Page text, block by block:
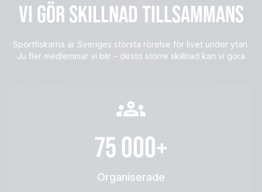
VI GÖR SKILLNAD TILLSAMMANS
Sportfiskarna är Sveriges största rörelse för livet under ytan.
Ju fler medlemmar vi blir – desto större skillnad kan vi göra
75 000+
Organiserade